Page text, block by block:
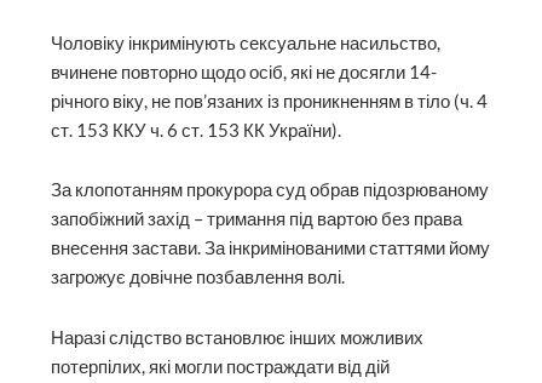
Чоловіку інкримінують сексуальне насильство,
вчинене повторно щодо осіб, які не досягли 14-
річного віку, не пов’язаних із проникненням в тіло (ч. 4
ст. 153 ККУ ч. 6 ст. 153 КК України).
За клопотанням прокурора суд обрав підозрюваному
запобіжний захід – тримання під вартою без права
внесення застави. За інкримінованими статтями йому
загрожує довічне позбавлення волі.
Наразі слідство встановлює інших можливих
потерпілих, які могли постраждати від дій